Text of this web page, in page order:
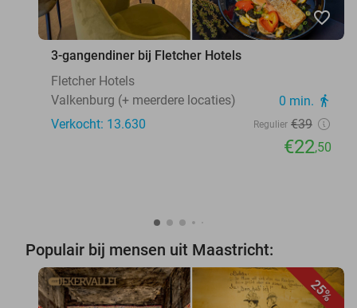
favorite_border
3-gangendiner bij Fletcher Hotels
Fletcher Hotels
Valkenburg (+ meerdere locaties)
0 min. directions_walk
Verkocht: 13.630 Regulier €39
€22,50
Populair bij mensen uit Maastricht:
25%